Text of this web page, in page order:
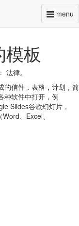
menu
板
法律。
的信件，表格，计划，简
种软件中打开，例
Slides谷歌幻灯片，
、Excel、